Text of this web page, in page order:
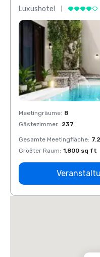
Luxushotel
Meetingräume: 8
Gästezimmer: 237
Gesamte Meetingfläche:
Größter Raum: 1.800 sq ft